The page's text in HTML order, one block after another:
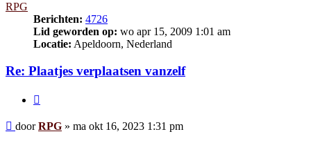
RPG
Berichten: 4726
Lid geworden op: wo apr 15, 2009 1:01 am
Locatie: Apeldoorn, Nederland
Re: Plaatjes verplaatsen vanzelf
Bericht
doorRPG » ma okt 16, 2023 1:31 pm